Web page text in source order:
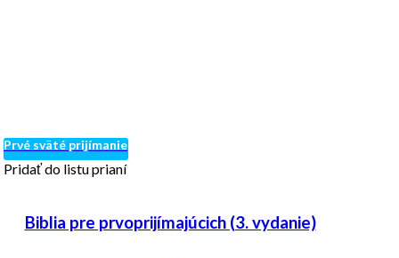
Prvé sväté prijímanie
Pridať do listu prianí
Biblia pre prvoprijímajúcich (3. vydanie)